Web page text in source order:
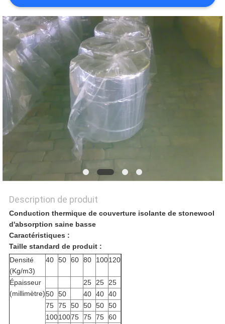
UNE
CITATION
PLAN
DU
SITE
POLITIQUE
DE
CONFIDENTIALITÉ
Description de produit
Conduction thermique de couverture isolante de stonewool
d'absorption saine basse
Caractéristiques :
Taille standard de produit :
Densité
(Kg/m3)
40 50 60 80 100120
Épaisseur
(millimètre)
25 25 25
50 50 40 40 40
75 75 50 50 50 50
10010075 75 75 60